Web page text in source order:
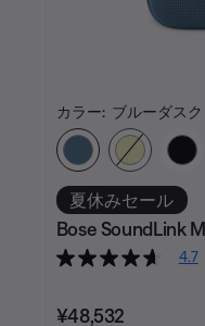
カラー: ブルーダスク
カラーの選択
夏休みセール
Bose SoundLink
4.7
価格:
¥48,532